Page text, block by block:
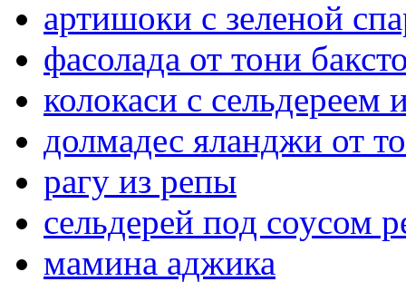
артишоки с зеленой
фасолада от тони
колокаси с
долмадес яланджи от
рагу из репы
сельдерей под соусом
мамина аджика